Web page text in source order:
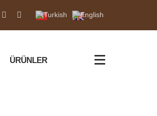
ÜRÜNLER